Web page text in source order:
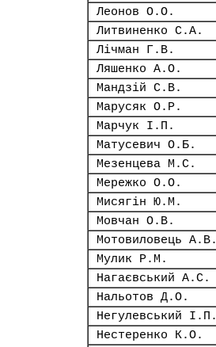
Леонов О.О.
Литвиненко С.А.
Лічман Г.В.
Ляшенко А.О.
Мандзій С.В.
Марусяк О.Р.
Марчук І.П.
Матусевич О.Б.
Мезенцева М.С.
Мережко О.О.
Мисягін Ю.М.
Мовчан О.В.
Мотовиловець А.В.
Мулик Р.М.
Нагаєвський А.С.
Нальотов Д.О.
Негулевський І.П.
Нестеренко К.О.